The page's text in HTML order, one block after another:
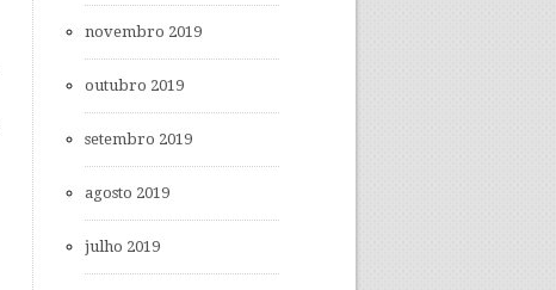
novembro 2019
outubro 2019
setembro 2019
agosto 2019
julho 2019